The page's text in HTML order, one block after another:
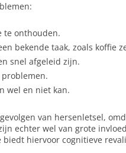
te onthouden.
bekende taak, zoals koffie
snel afgeleid zijn.
wel en niet kan.
van hersenletsel,
echter wel van grote
hiervoor cognitieve